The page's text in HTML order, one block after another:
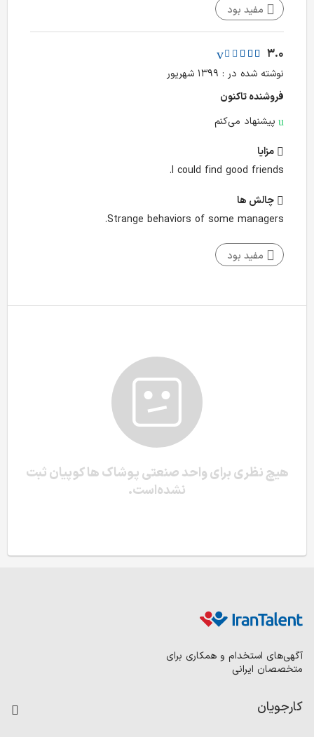
مفید بود
3.0
نوشته شده در : ۱۳۹۹ شهریور
فروشنده تا‌کنون
پیشنهاد می‌کنم
مزایا
I could find good friends.
چالش‌ ها
Strange behaviors of some managers.
مفید بود
هیچ نظری برای واحد صنعتی پوشاک ها کوپیان ثبت
نشده‌است.
آگهی‌های استخدام و همکاری برای
متخصصان ایرانی
کارجویان